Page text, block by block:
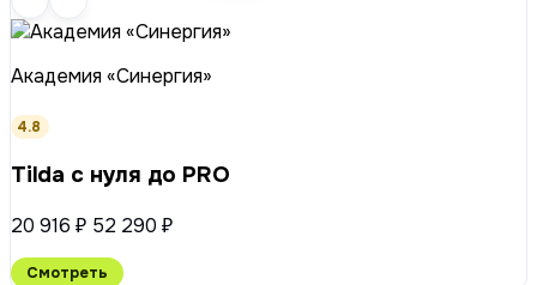
Академия «Синергия»
4.8
Tilda с нуля до PRO
20 916 ₽ 52 290 ₽
Смотреть